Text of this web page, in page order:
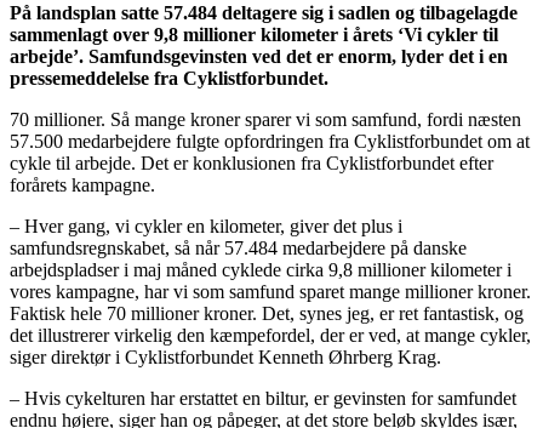
På landsplan satte 57.484 deltagere sig i sadlen og tilbagelagde
sammenlagt over 9,8 millioner kilometer i årets ‘Vi cykler til
arbejde’. Samfundsgevinsten ved det er enorm, lyder det i en
pressemeddelelse fra Cyklistforbundet.
70 millioner. Så mange kroner sparer vi som samfund, fordi næsten
57.500 medarbejdere fulgte opfordringen fra Cyklistforbundet om at
cykle til arbejde. Det er konklusionen fra Cyklistforbundet efter
forårets kampagne.
– Hver gang, vi cykler en kilometer, giver det plus i
samfundsregnskabet, så når 57.484 medarbejdere på danske
arbejdspladser i maj måned cyklede cirka 9,8 millioner kilometer i
vores kampagne, har vi som samfund sparet mange millioner kroner.
Faktisk hele 70 millioner kroner. Det, synes jeg, er ret fantastisk, og
det illustrerer virkelig den kæmpefordel, der er ved, at mange cykler,
siger direktør i Cyklistforbundet Kenneth Øhrberg Krag.
– Hvis cykelturen har erstattet en biltur, er gevinsten for samfundet
endnu højere, siger han og påpeger, at det store beløb skyldes især,